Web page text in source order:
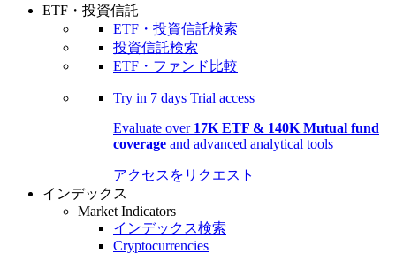
ETF・投資信託
ETF・投資信託検索
投資信託検索
ETF・ファンド比較
Try in 7 days Trial access
Evaluate over 17K ETF & 140K Mutual fund
coverage and advanced analytical tools
アクセスをリクエスト
インデックス
Market Indicators
インデックス検索
Cryptocurrencies